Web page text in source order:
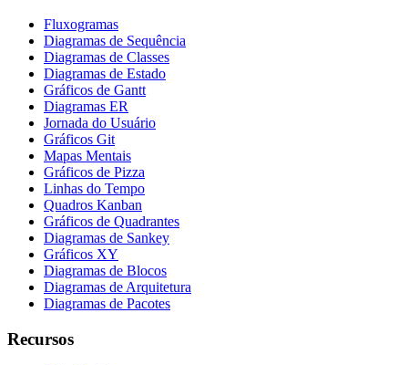
Fluxogramas
Diagramas de Sequência
Diagramas de Classes
Diagramas de Estado
Gráficos de Gantt
Diagramas ER
Jornada do Usuário
Gráficos Git
Mapas Mentais
Gráficos de Pizza
Linhas do Tempo
Quadros Kanban
Gráficos de Quadrantes
Diagramas de Sankey
Gráficos XY
Diagramas de Blocos
Diagramas de Arquitetura
Diagramas de Pacotes
Recursos